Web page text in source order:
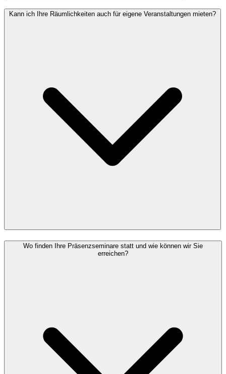
Kann ich Ihre Räumlichkeiten auch für eigene Veranstaltungen mieten?
Wo finden Ihre Präsenzseminare statt und wie können wir Sie
erreichen?